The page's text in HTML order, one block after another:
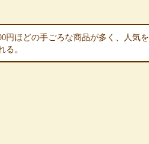
円ほどの手ごろな商品が多く、人気を
。